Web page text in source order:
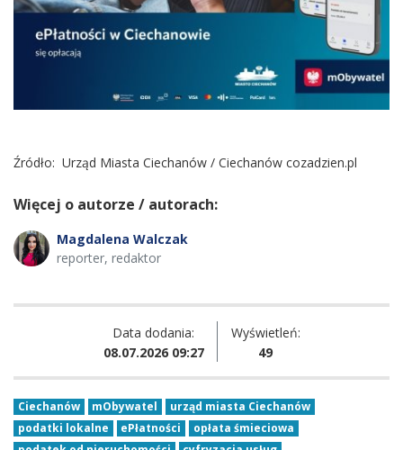
Źródło: Urząd Miasta Ciechanów / Ciechanów cozadzien.pl
Więcej o autorze / autorach:
Magdalena Walczak
reporter, redaktor
Data dodania:
08.07.2026 09:27
Wyświetleń:
49
Ciechanów mObywatel
urząd miasta Ciechanów
podatki lokalne
ePłatności
opłata śmieciowa